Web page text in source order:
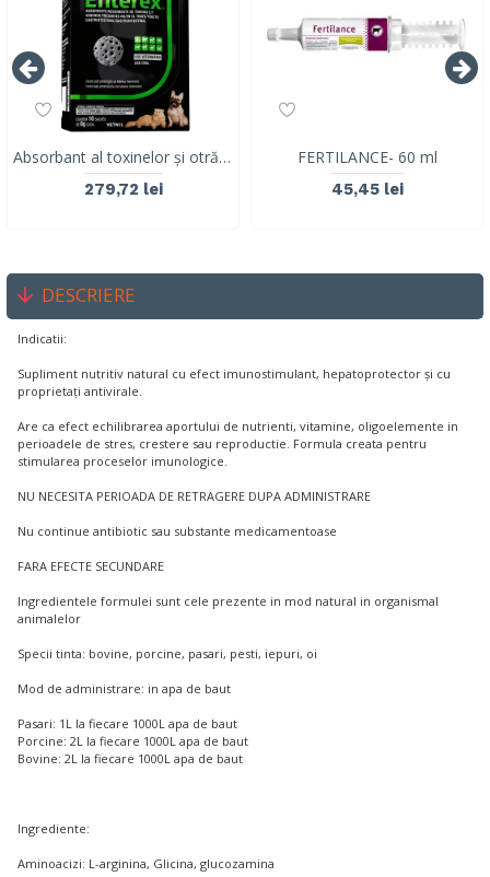
Absorbant al toxinelor și otrăvurilor prezente în tractul gastrointestinal, Enterex®, Vetnil, 10 PLICURI, 8G
279,72 lei
FERTILANCE- 60 ml
45,45 lei
DESCRIERE
Indicatii:
Supliment nutritiv natural cu efect imunostimulant, hepatoprotector și cu
proprietați antivirale.
Are ca efect echilibrarea aportului de nutrienti, vitamine, oligoelemente in
perioadele de stres, crestere sau reproductie. Formula creata pentru
stimularea proceselor imunologice.
NU NECESITA PERIOADA DE RETRAGERE DUPA ADMINISTRARE
Nu continue antibiotic sau substante medicamentoase
FARA EFECTE SECUNDARE
Ingredientele formulei sunt cele prezente in mod natural in organismal
animalelor
Specii tinta: bovine, porcine, pasari, pesti, iepuri, oi
Mod de administrare: in apa de baut
Pasari: 1L la fiecare 1000L apa de baut
Porcine: 2L la fiecare 1000L apa de baut
Bovine: 2L la fiecare 1000L apa de baut
Ingrediente:
Aminoacizi: L-arginina, Glicina, glucozamina